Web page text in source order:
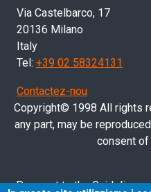
Via Castelbarco, 17
20136 Milano
Italy
Tel: +39 02 58324131
Contactez-nou
Copyright© 1998 All rights
any part, may be
consent of
Pursuant to the Guidelines